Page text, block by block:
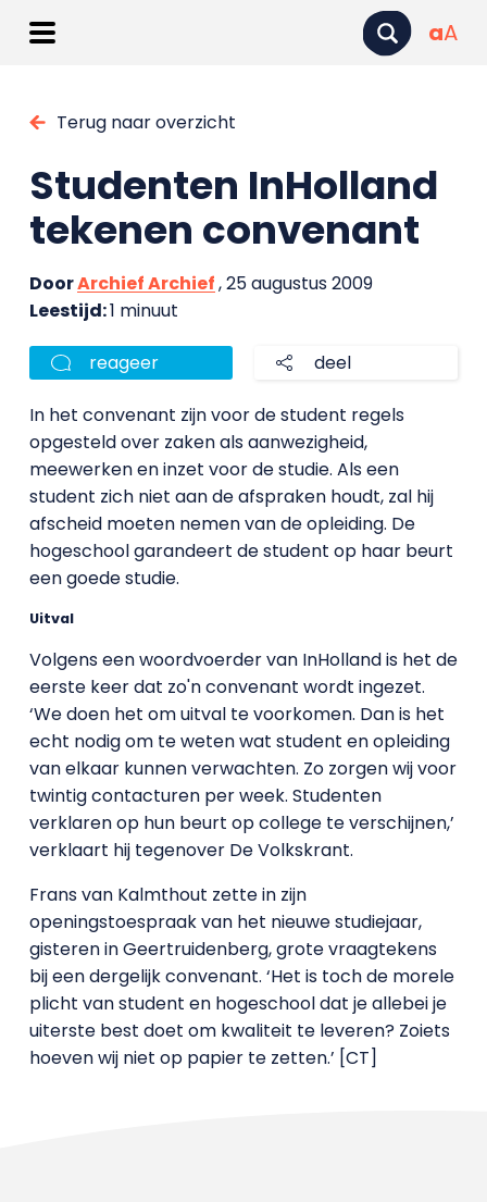
aA
Terug naar overzicht
Studenten InHolland
tekenen convenant
DoorArchief Archief, 25 augustus 2009
Leestijd:1 minuut
reageer deel
In het convenant zijn voor de student regels
opgesteld over zaken als aanwezigheid,
meewerken en inzet voor de studie. Als een
student zich niet aan de afspraken houdt, zal hij
afscheid moeten nemen van de opleiding. De
hogeschool garandeert de student op haar beurt
een goede studie.
Uitval
Volgens een woordvoerder van InHolland is het de
eerste keer dat zo'n convenant wordt ingezet.
‘We doen het om uitval te voorkomen. Dan is het
echt nodig om te weten wat student en opleiding
van elkaar kunnen verwachten. Zo zorgen wij voor
twintig contacturen per week. Studenten
verklaren op hun beurt op college te verschijnen,’
verklaart hij tegenover De Volkskrant.
Frans van Kalmthout zette in zijn
openingstoespraak van het nieuwe studiejaar,
gisteren in Geertruidenberg, grote vraagtekens
bij een dergelijk convenant. ‘Het is toch de morele
plicht van student en hogeschool dat je allebei je
uiterste best doet om kwaliteit te leveren? Zoiets
hoeven wij niet op papier te zetten.’ [CT]